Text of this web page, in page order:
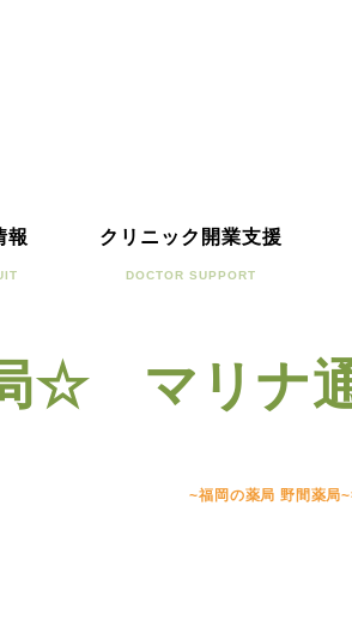
報 クリニック開業支援
DOCTOR SUPPORT
☆ マリナ
~福岡の薬局 野間薬局~